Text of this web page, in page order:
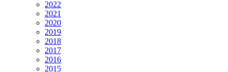
2022
2021
2020
2019
2018
2017
2016
2015